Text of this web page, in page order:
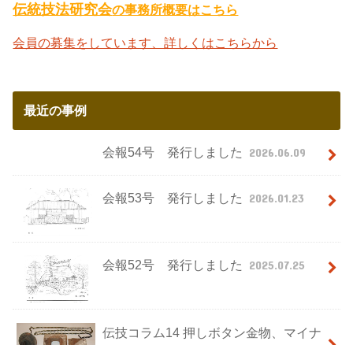
伝統技法研究会の事務所概要はこちら
会員の募集をしています、詳しくはこちらから
最近の事例
会報54号 発行しました 2026.06.09
会報53号 発行しました 2026.01.23
会報52号 発行しました 2025.07.25
伝技コラム14 押しボタン金物、マイナ